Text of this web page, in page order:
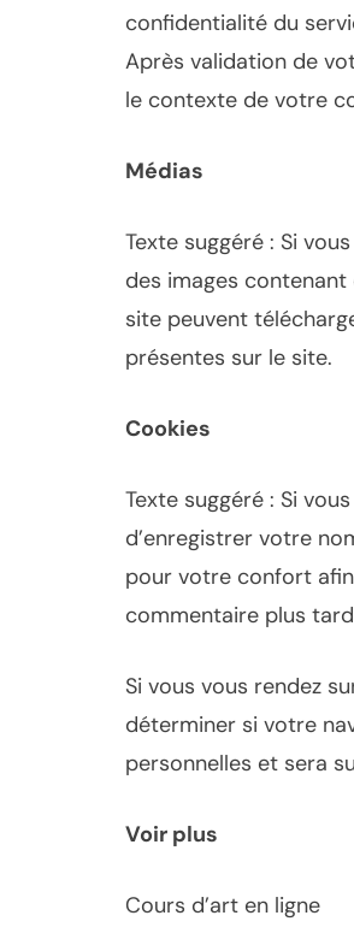
confidentialité du
Après validation de
le contexte de votre
Médias
Texte suggéré : Si
des images contenant
site peuvent
présentes sur le site.
Cookies
Texte suggéré : Si
d’enregistrer votre
pour votre confort
commentaire plus
Si vous vous rendez
déterminer si votre
personnelles et sera
Voir plus
Cours d’art en ligne